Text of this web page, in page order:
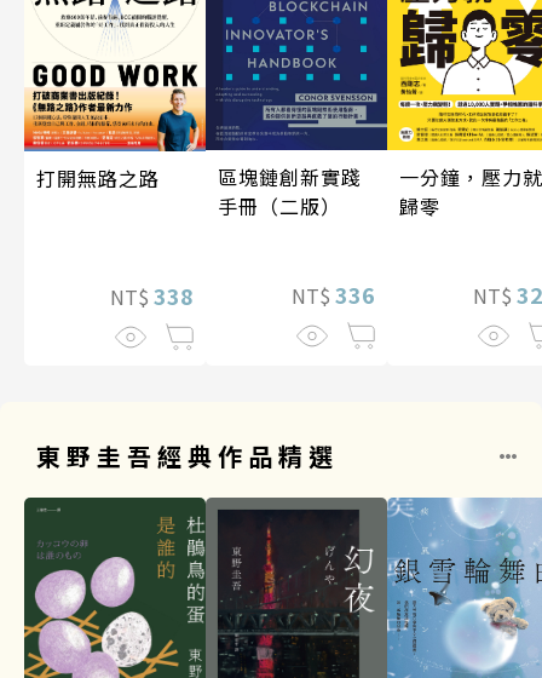
打開無路之路
NT$ 338
區塊鏈創新實踐
手冊（二版）
NT$ 336
一分鐘，壓力就
歸零
NT$
東野圭吾經典作品精選